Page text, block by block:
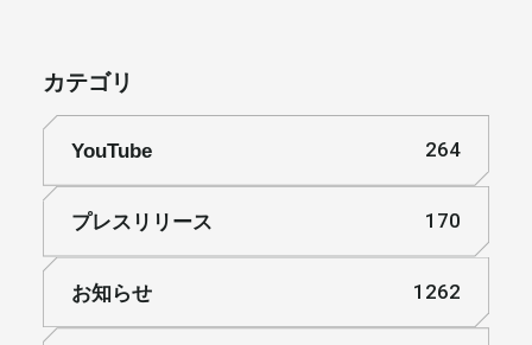
カテゴリ
YouTube 264
プレスリリース 170
お知らせ 1262